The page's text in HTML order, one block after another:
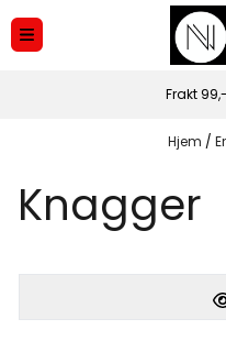
Hopp til innhold
Frakt
Hjem /
Knagger